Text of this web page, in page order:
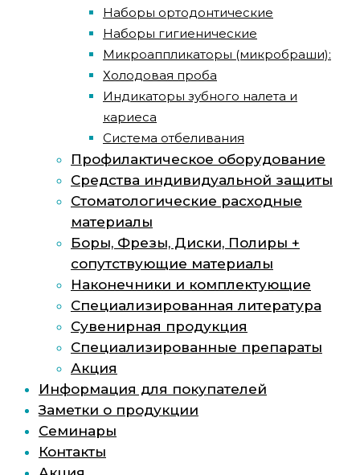
Наборы ортодонтические
Наборы гигиенические
Микроаппликаторы (микробраши):
Холодовая проба
Индикаторы зубного налета и
кариеса
Система отбеливания
Профилактическое оборудование
Средства индивидуальной защиты
Стоматологические расходные
материалы
Боры, Фрезы, Диски, Полиры +
сопутствующие материалы
Наконечники и комплектующие
Специализированная литература
Сувенирная продукция
Специализированные препараты
Акция
Информация для покупателей
Заметки о продукции
Семинары
Контакты